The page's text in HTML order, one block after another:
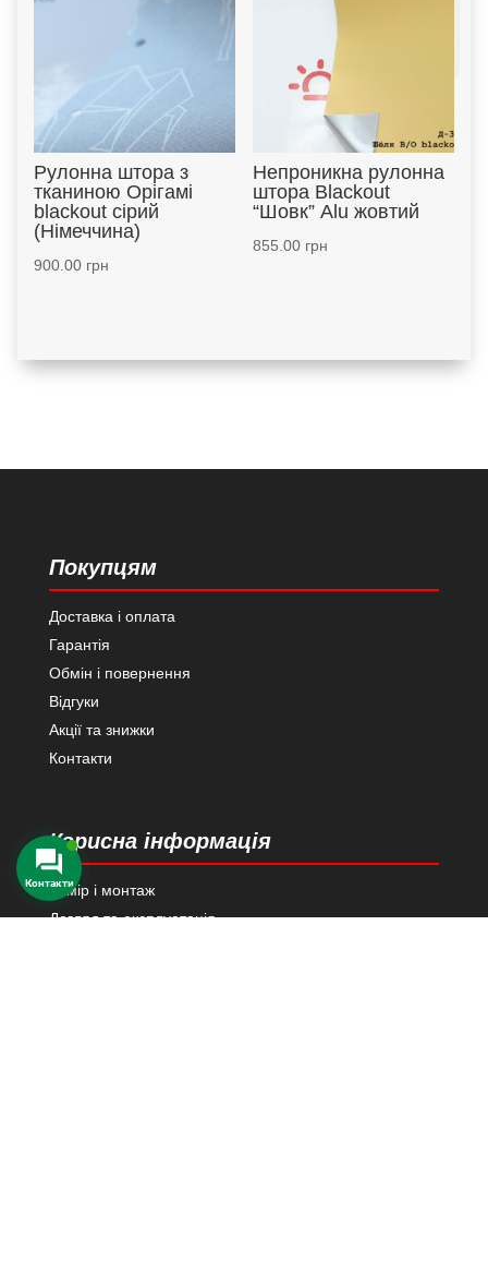
Рулонна штора з
тканиною Орігамі
blackout сірий
(Німеччина)
900.00грн
Непроникна рулонна
штора Blackout
“Шовк” Alu жовтий
855.00грн
Покупцям
Доставка і оплата
Гарантія
Обмін і повернення
Відгуки
Акції та знижки
Контакти
Корисна інформація
Замір і монтаж
Догляд та експлуатація